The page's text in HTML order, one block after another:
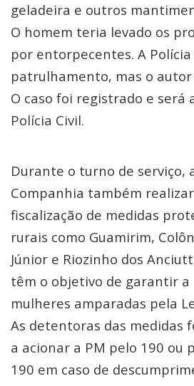
geladeira e outros
O homem teria levado os
por entorpecentes. A
patrulhamento, mas o
O caso foi registrado e será
Polícia Civil.
Durante o turno de serviço,
Companhia também
fiscalização de medidas
rurais como Guamirim,
Júnior e Riozinho dos
têm o objetivo de garantir a
mulheres amparadas pela
As detentoras das medidas
a acionar a PM pelo 190 ou
190 em caso de